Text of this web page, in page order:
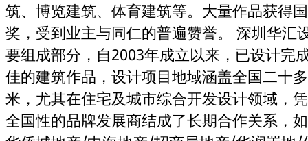
筑、博览建筑、体育建筑等。大量作品获得
奖，受到业主与同仁的普遍赞誉。 深圳华汇
要组成部分，自2003年成立以来，已设计完
佳的建筑作品，设计项目地域涵盖全国二十
米，尤其在住宅及城市综合开发设计领域，
全国性的品牌发展商结成了长期合作关系，